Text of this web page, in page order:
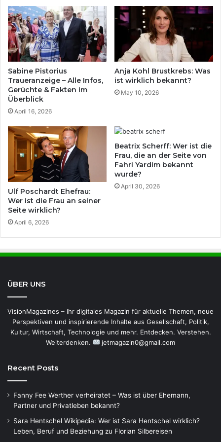
Sabine Pistorius
Traueranzeige – Alle Infos,
Gerüchte & Fakten im
Überblick
April 16, 2026
Anja Kohl Brustkrebs: Was
ist wirklich bekannt?
May 10, 2026
Ulf Poschardt Ehefrau:
Wer ist die Frau an seiner
Seite wirklich?
April 6, 2026
Beatrix Scherff: Wer ist die
Frau, die an der Seite von
Fahri Yardim bekannt
wurde?
April 30, 2026
ÜBER UNS
VisionMagazines – Ihr digitales Magazin für aktuelle Themen, neue
Perspektiven und inspirierende Inhalte aus Gesellschaft, Politik,
Kultur, Wirtschaft, Technologie und mehr. Entdecken. Verstehen.
Weiterdenken.
jetmagazin0@gmail.com
Recent Posts
Fanny Fee Werther verheiratet – Was ist über Ehemann,
Partner und Privatleben bekannt?
Sara Hentschel Wikipedia: Wer ist Sara Hentschel wirklich?
Leben, Beruf und Beziehung zu Florian Silbereisen